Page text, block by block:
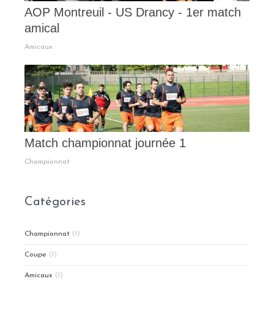
AOP Montreuil - US Drancy - 1er match
amical
Amicaux
Match championnat journée 1
Championnat
Catégories
Championnat (1)
Coupe (1)
Amicaux (1)